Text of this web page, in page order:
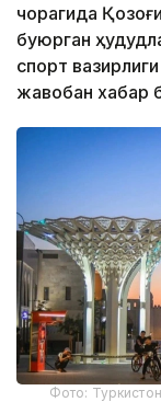
чорагида
буюрган
спорт
жавобан хабар
Фото: